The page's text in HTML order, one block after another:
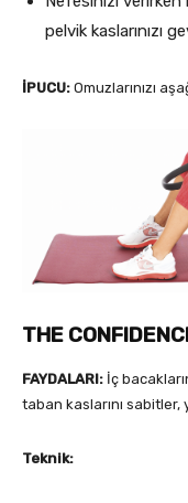
pelvik kaslarınızı
İPUCU: Omuzlarınızı
THE
FAYDALARI: İç
taban kaslarını
Teknik: